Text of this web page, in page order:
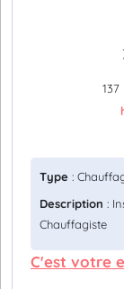
Type :
Description :
Chauffagiste
C'est votre